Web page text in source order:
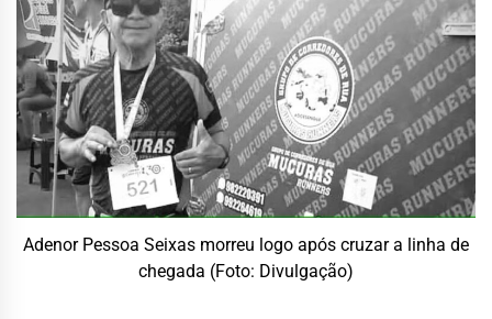
Adenor Pessoa Seixas morreu logo após cruzar a linha de
chegada (Foto: Divulgação)